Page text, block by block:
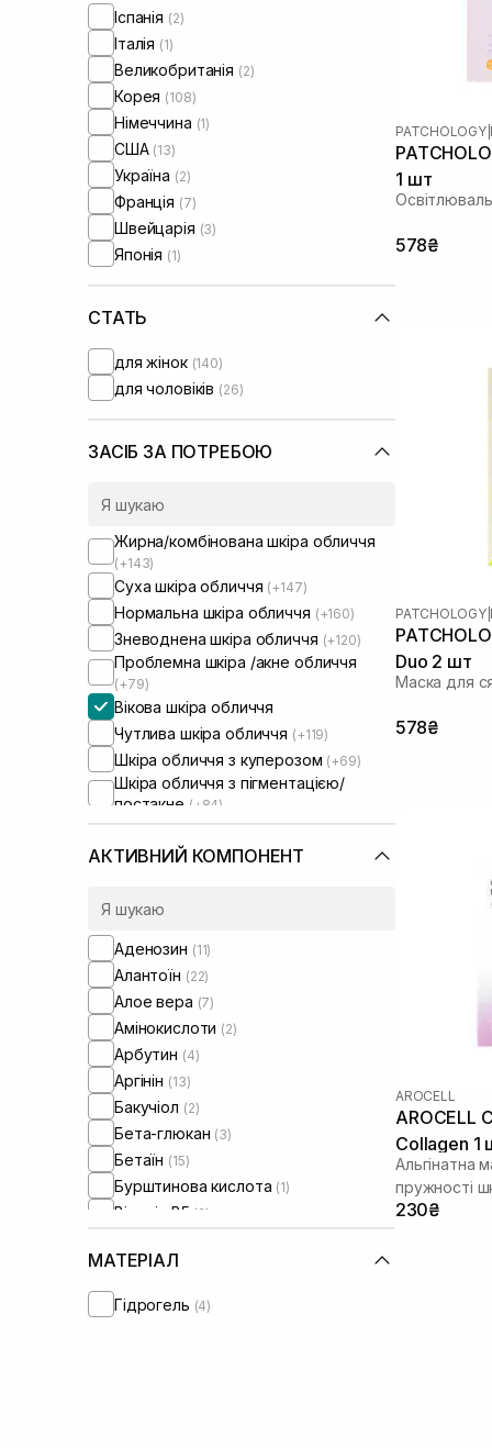
Needly(5)
Numbuzin
Patchology
Purito (1)
(7)
Real Barrier
Rejuran (3)
Rosy Drop(1)
Round Lab (6)
SISTERS
UIQ(3)
VT Cosmetics(2)
Іспанія (2)
Італія (1)
Великобританія (2)
Корея (108)
Німеччина (1)
США (13)
Україна (2)
Франція (7)
Швейцарія (3)
Японія (1)
СТАТЬ
для жінок (140)
для чоловіків (26)
ЗАСІБ ЗА ПОТРЕБОЮ
Жирна/комбінована шкіра обличчя
(+143)
Суха шкіра обличчя (+147)
Нормальна шкіра обличчя (+160)
Зневоднена шкіра обличчя (+120)
Проблемна шкіра /акне обличчя
(+79)
Вікова шкіра обличчя
Чутлива шкіра обличчя (+119)
Шкіра обличчя з куперозом (+69)
Шкіра обличчя з пігментацією/
постакне (+84)
Шкіра обличчя з розширеними
порами(+61)
Шкіра обличчя з порушеним
Шкіра обличчя з порушеним
Проти набряків
Від синців під очима
АКТИВНИЙ КОМПОНЕНТ
Аденозин (11)
Алантоїн (22)
Алое вера (7)
Амінокислоти (2)
Арбутин (4)
Аргінін (13)
Бакучіол (2)
Бета-глюкан (3)
Бетаїн (15)
Бурштинова кислота (1)
Вітамін B5 (2)
Вітамін C
Волюфілін (1)
МАТЕРІАЛ
Гідрогель (4)
PATCHOLOGY|
1 шт
578₴
PATCHOLOGY|
Duo 2 шт
Маска для
578₴
AROCELL
AROCELL
Collagen 1
Альгінатна
пружності
230₴